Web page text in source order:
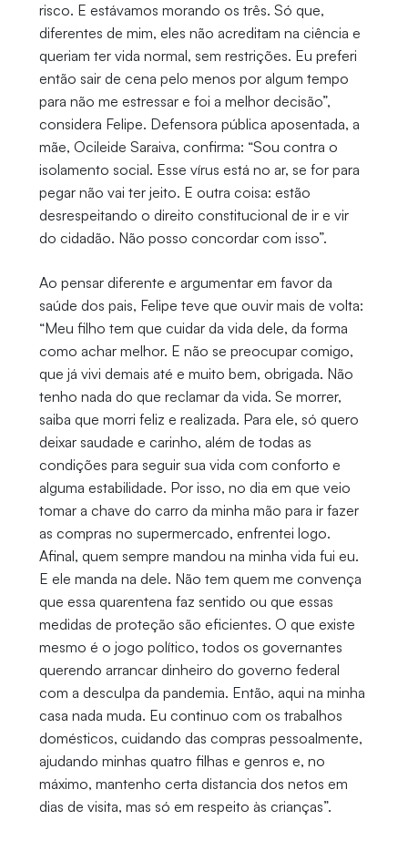
risco. E estávamos morando os três. Só que,
diferentes de mim, eles não acreditam na ciência e
queriam ter vida normal, sem restrições. Eu preferi
então sair de cena pelo menos por algum tempo
para não me estressar e foi a melhor decisão”,
considera Felipe. Defensora pública aposentada, a
mãe, Ocileide Saraiva, confirma: “Sou contra o
isolamento social. Esse vírus está no ar, se for para
pegar não vai ter jeito. E outra coisa: estão
desrespeitando o direito constitucional de ir e vir
do cidadão. Não posso concordar com isso”.
Ao pensar diferente e argumentar em favor da
saúde dos pais, Felipe teve que ouvir mais de volta:
“Meu filho tem que cuidar da vida dele, da forma
como achar melhor. E não se preocupar comigo,
que já vivi demais até e muito bem, obrigada. Não
tenho nada do que reclamar da vida. Se morrer,
saiba que morri feliz e realizada. Para ele, só quero
deixar saudade e carinho, além de todas as
condições para seguir sua vida com conforto e
alguma estabilidade. Por isso, no dia em que veio
tomar a chave do carro da minha mão para ir fazer
as compras no supermercado, enfrentei logo.
Afinal, quem sempre mandou na minha vida fui eu.
E ele manda na dele. Não tem quem me convença
que essa quarentena faz sentido ou que essas
medidas de proteção são eficientes. O que existe
mesmo é o jogo político, todos os governantes
querendo arrancar dinheiro do governo federal
com a desculpa da pandemia. Então, aqui na minha
casa nada muda. Eu continuo com os trabalhos
domésticos, cuidando das compras pessoalmente,
ajudando minhas quatro filhas e genros e, no
máximo, mantenho certa distancia dos netos em
dias de visita, mas só em respeito às crianças”.